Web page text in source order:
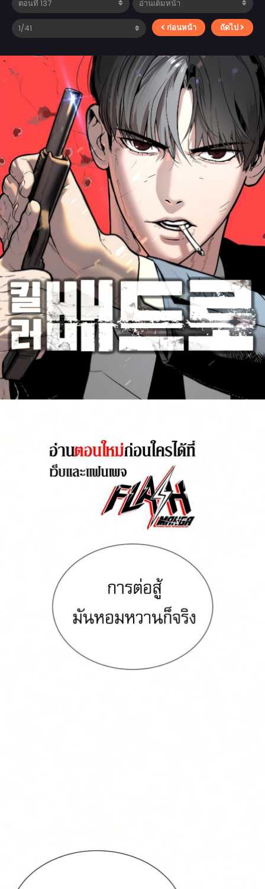
ก่อนหน้า ถัดไป